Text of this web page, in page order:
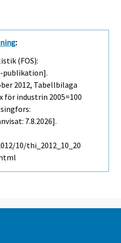
:
(FOS):
publikation].
2012, Tabellbilaga
för industrin 2005=100
7.8.2026].
10/thi_2012_10_20